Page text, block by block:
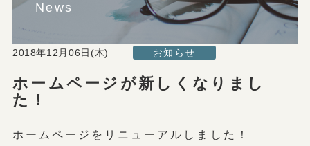
News
ホームページが新しくなりまし
た！
2018年12月06日(木) お知らせ
ホームページをリニューアルしました！